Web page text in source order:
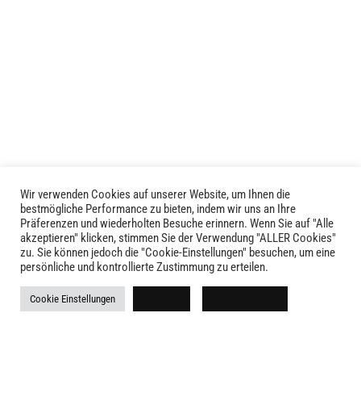
LIVID © 2024
Kontakt
Versandkosten
Wir verwenden Cookies auf unserer Website, um Ihnen die
bestmögliche Performance zu bieten, indem wir uns an Ihre
Präferenzen und wiederholten Besuche erinnern. Wenn Sie auf "Alle
akzeptieren" klicken, stimmen Sie der Verwendung "ALLER Cookies"
zu. Sie können jedoch die "Cookie-Einstellungen" besuchen, um eine
persönliche und kontrollierte Zustimmung zu erteilen.
Cookie Einstellungen